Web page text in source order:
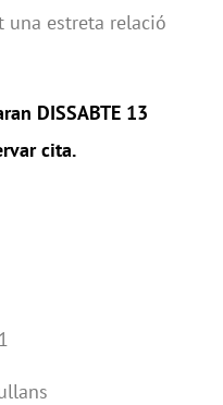
estreta relació
DISSABTE 13
cita.